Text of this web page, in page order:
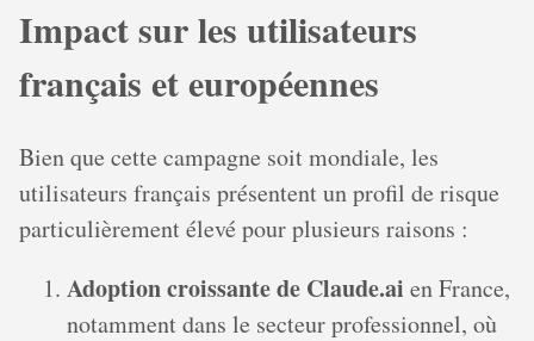
Impact sur les utilisateurs
français et européennes
Bien que cette campagne soit mondiale, les
utilisateurs français présentent un profil de risque
particulièrement élevé pour plusieurs raisons :
Adoption croissante de Claude.ai en France,
notamment dans le secteur professionnel, où